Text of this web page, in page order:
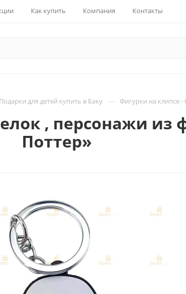
Как купить Компания Контакты
Подарки для детей купить в Баку — Фигурки на клипсе
, персонажи из
Поттер»